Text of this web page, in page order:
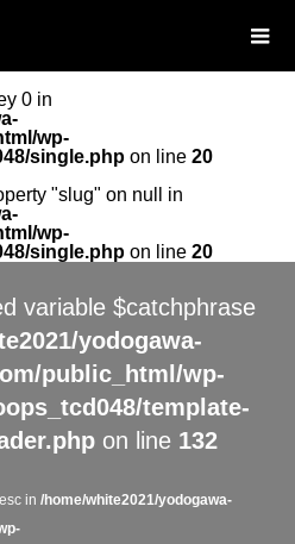
0 in
wp-
single.php on line 20
"slug" on null in
wp-
single.php on line 20
variable $catchphrase
yodogawa-
public_html/wp-
template-
on line 132
in /home/white2021/yodogawa-